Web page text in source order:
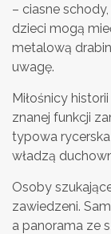
– ciasne
dzieci mogą
metalową
uwagę.
Miłośnicy
znanej funkcji
typowa
władzą
Osoby
zawiedzeni.
a panorama ze